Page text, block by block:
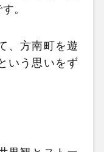
。
、方南町を遊
いう思いをず